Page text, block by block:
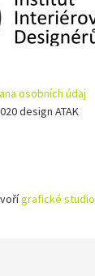
osobních údaj
design ATAK
grafické studio